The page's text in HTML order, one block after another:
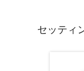
セッティ